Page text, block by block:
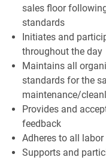
sales floor
standards
Initiates and
throughout the day
Maintains all
standards for the
maintenance/
Provides and
feedback
Adheres to all
Supports and